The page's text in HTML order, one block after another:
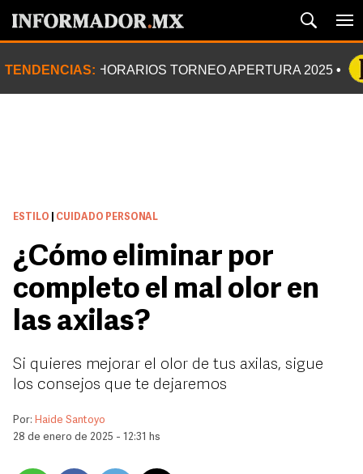
TENDENCIAS: HORARIOS TORNEO APERTURA 2025
ESTILO CUIDADO PERSONAL
¿Cómo eliminar por
completo el mal olor en
las axilas?
Si quieres mejorar el olor de tus axilas, sigue
los consejos que te dejaremos
Por: Haide Santoyo
28 de enero de 2025 - 12:31 hs